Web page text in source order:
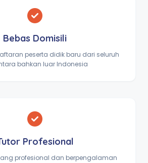
Bebas Domisili
peserta didik baru dari seluruh
bahkan luar Indonesia
Profesional
profesional dan berpengalaman